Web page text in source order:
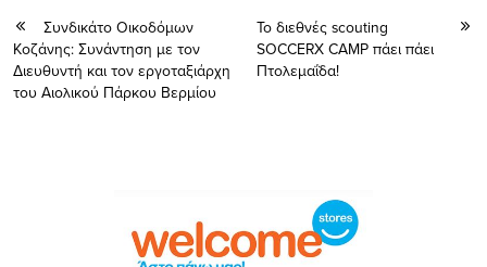
Συνδικάτο Οικοδόμων
Κοζάνης: Συνάντηση με τον
Διευθυντή και τον εργοταξιάρχη
του Αιολικού Πάρκου Βερμίου
Το διεθνές scouting
SOCCERX CAMP πάει πάει
Πτολεμαΐδα!